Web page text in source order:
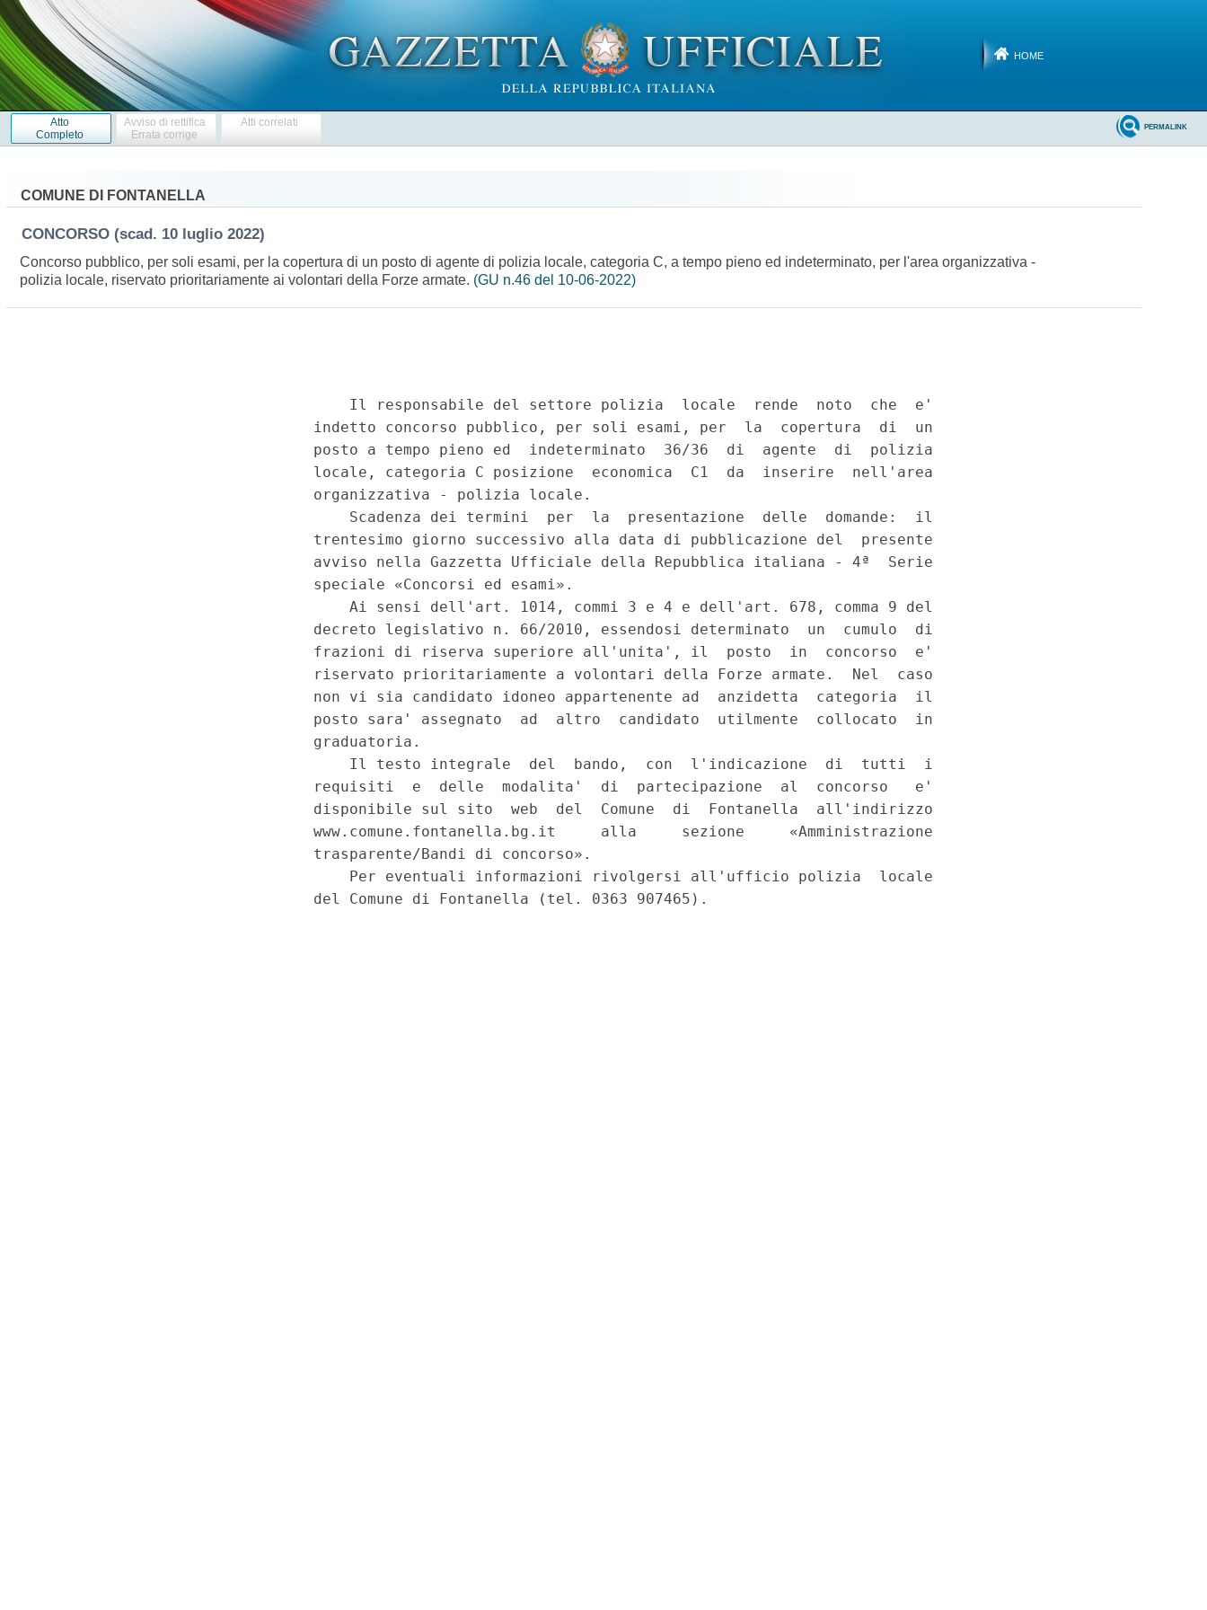
HOME
Atto
Completo
Avviso di rettifica
Errata corrige
Atti correlati PERMALINK
COMUNE DI FONTANELLA
CONCORSO (scad. 10 luglio 2022)
Concorso pubblico, per soli esami, per la copertura di un posto di agente di polizia locale, categoria C, a tempo pieno ed indeterminato, per l'area organizzativa -
polizia locale, riservato prioritariamente ai volontari della Forze armate. (GU n.46 del 10-06-2022)